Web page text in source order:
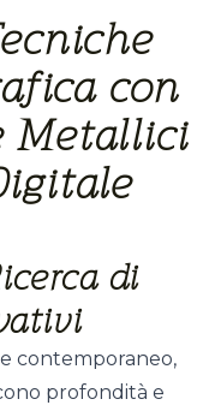
con
Metallici
di
contemporaneo,
profondità e